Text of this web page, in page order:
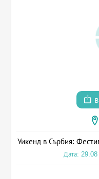
Уикенд в Сърбия:
Дата: